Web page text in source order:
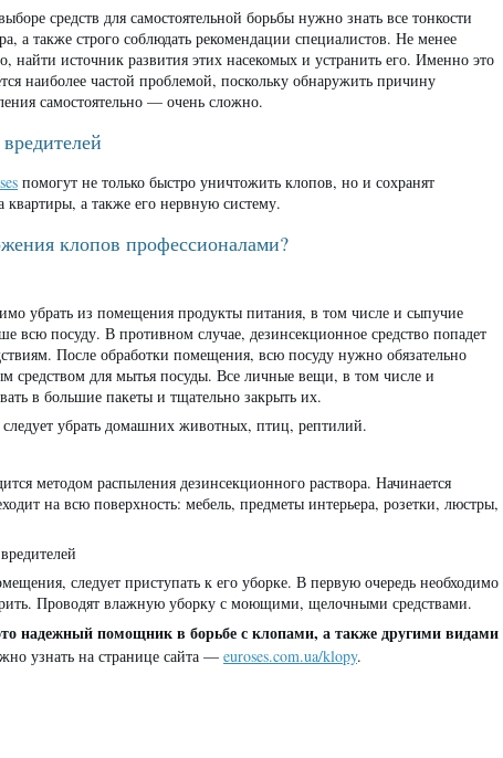
средств для самостоятельной борьбы нужно знать все тонкости
а также строго соблюдать рекомендации специалистов. Не менее
найти источник развития этих насекомых и устранить его. Именно это
наиболее частой проблемой, поскольку обнаружить причину
самостоятельно — очень сложно.
помогут не только быстро уничтожить клопов, но и сохранят
а также его нервную систему.
клопов профессионалами?
убрать из помещения продукты питания, в том числе и сыпучие
всю посуду. В противном случае, дезинсекционное средство попадет
После обработки помещения, всю посуду нужно обязательно
для мытья посуды. Все личные вещи, в том числе и
в большие пакеты и тщательно закрыть их.
убрать домашних животных, птиц, рептилий.
методом распыления дезинсекционного раствора. Начинается
на всю поверхность: мебель, предметы интерьера, розетки, люстры,
следует приступать к его уборке. В первую очередь необходимо
Проводят влажную уборку с моющими, щелочными средствами.
надежный помощник в борьбе с клопами, а также другими видами
узнать на странице сайта — euroses.com.ua/klopy.